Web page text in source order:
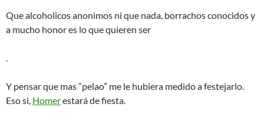
Que alcoholicos anonimos ni que nada, borrachos conocidos y
a mucho honor es lo que quieren ser
.
Y pensar que mas “pelao” me le hubiera medido a festejarlo.
Eso si, Homerestará de fiesta.